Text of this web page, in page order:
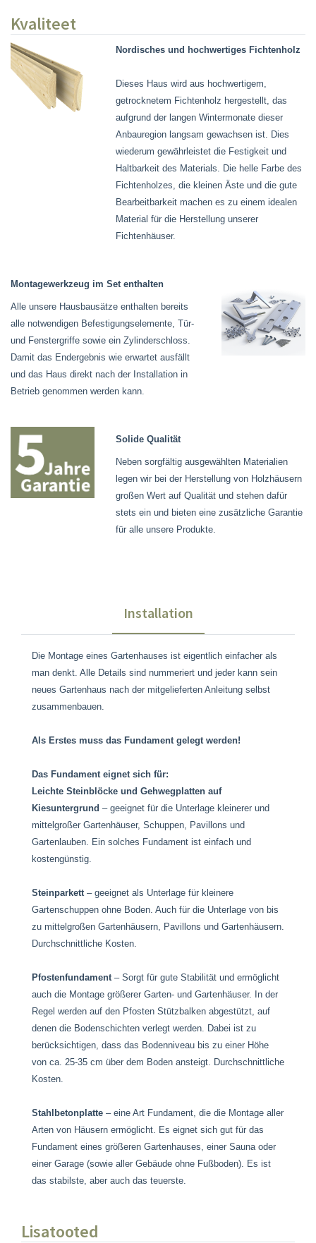
Kvaliteet
Nordisches und hochwertiges Fichtenholz
Dieses Haus wird aus hochwertigem,
getrocknetem Fichtenholz hergestellt, das
aufgrund der langen Wintermonate dieser
Anbauregion langsam gewachsen ist. Dies
wiederum gewährleistet die Festigkeit und
Haltbarkeit des Materials. Die helle Farbe des
Fichtenholzes, die kleinen Äste und die gute
Bearbeitbarkeit machen es zu einem idealen
Material für die Herstellung unserer
Fichtenhäuser.
Montagewerkzeug im Set enthalten
Alle unsere Hausbausätze enthalten bereits
alle notwendigen Befestigungselemente, Tür-
und Fenstergriffe sowie ein Zylinderschloss.
Damit das Endergebnis wie erwartet ausfällt
und das Haus direkt nach der Installation in
Betrieb genommen werden kann.
Solide Qualität
Neben sorgfältig ausgewählten Materialien
legen wir bei der Herstellung von Holzhäusern
großen Wert auf Qualität und stehen dafür
stets ein und bieten eine zusätzliche Garantie
für alle unsere Produkte.
Installation
Die Montage eines Gartenhauses ist eigentlich einfacher als
man denkt. Alle Details sind nummeriert und jeder kann sein
neues Gartenhaus nach der mitgelieferten Anleitung selbst
zusammenbauen.
Als Erstes muss das Fundament gelegt werden!
Das Fundament eignet sich für:
Leichte Steinblöcke und Gehwegplatten auf
Kiesuntergrund – geeignet für die Unterlage kleinerer und
mittelgroßer Gartenhäuser, Schuppen, Pavillons und
Gartenlauben. Ein solches Fundament ist einfach und
kostengünstig.
Steinparkett – geeignet als Unterlage für kleinere
Gartenschuppen ohne Boden. Auch für die Unterlage von bis
zu mittelgroßen Gartenhäusern, Pavillons und Gartenhäusern.
Durchschnittliche Kosten.
Pfostenfundament – ​​Sorgt für gute Stabilität und ermöglicht
auch die Montage größerer Garten- und Gartenhäuser. In der
Regel werden auf den Pfosten Stützbalken abgestützt, auf
denen die Bodenschichten verlegt werden. Dabei ist zu
berücksichtigen, dass das Bodenniveau bis zu einer Höhe
von ca. 25-35 cm über dem Boden ansteigt. Durchschnittliche
Kosten.
Stahlbetonplatte – eine Art Fundament, die die Montage aller
Arten von Häusern ermöglicht. Es eignet sich gut für das
Fundament eines größeren Gartenhauses, einer Sauna oder
einer Garage (sowie aller Gebäude ohne Fußboden). Es ist
das stabilste, aber auch das teuerste.
Lisatooted